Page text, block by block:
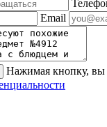
Email
Нажимая кнопку, вы